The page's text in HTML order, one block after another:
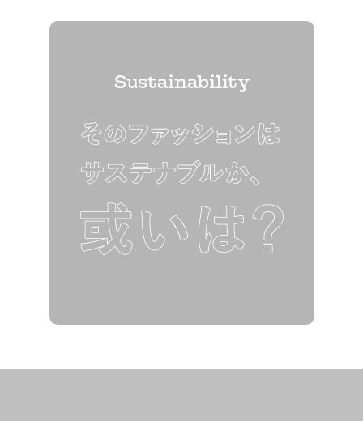
Sustainability